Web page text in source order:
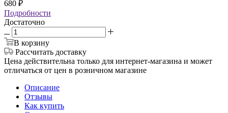
680 ₽
Подробности
Достаточно
В корзину
Рассчитать доставку
Цена действительна только для интернет-магазина и может
отличаться от цен в розничном магазине
Описание
Отзывы
Как купить